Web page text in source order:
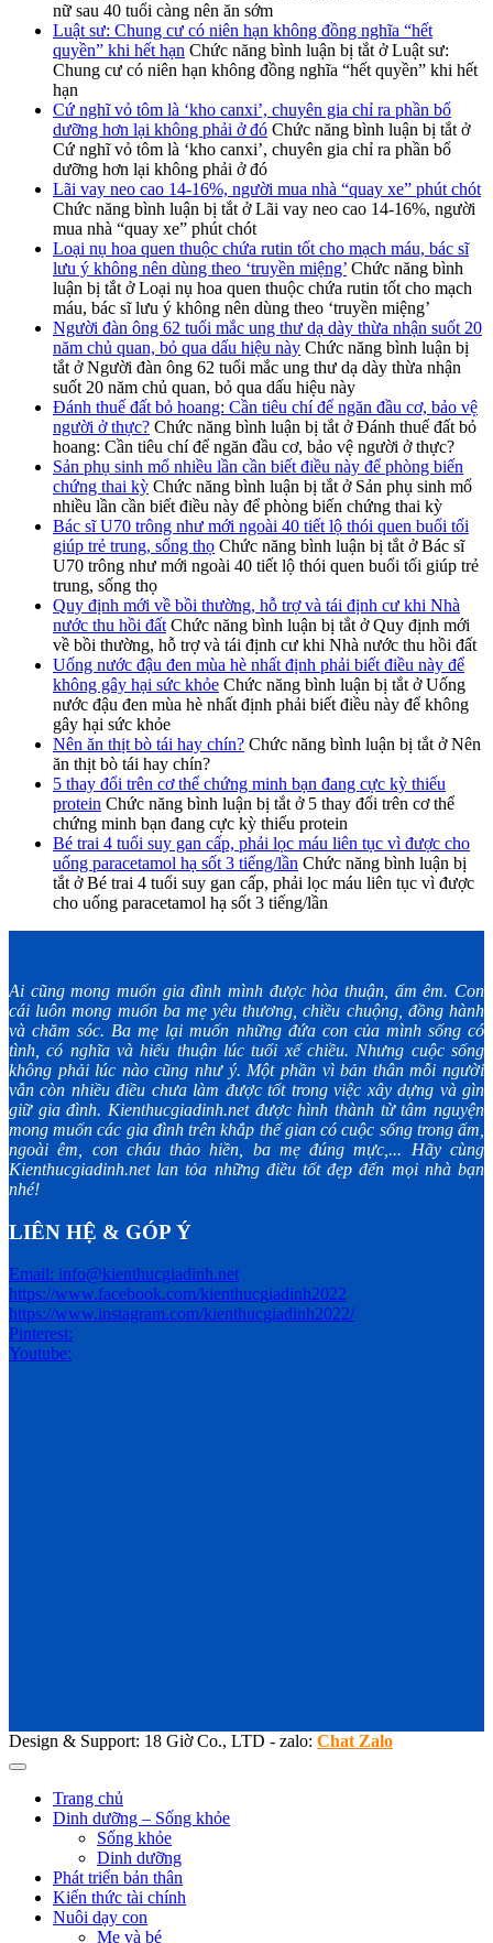
nữ sau 40 tuổi càng nên ăn sớm
Luật sư: Chung cư có niên hạn không đồng nghĩa “hết
quyền” khi hết hạn Chức năng bình luận bị tắt ở Luật sư:
Chung cư có niên hạn không đồng nghĩa “hết quyền” khi hết
hạn
Cứ nghĩ vỏ tôm là ‘kho canxi’, chuyên gia chỉ ra phần bổ
dưỡng hơn lại không phải ở đó Chức năng bình luận bị tắt ở
Cứ nghĩ vỏ tôm là ‘kho canxi’, chuyên gia chỉ ra phần bổ
dưỡng hơn lại không phải ở đó
Lãi vay neo cao 14-16%, người mua nhà “quay xe” phút chót
Chức năng bình luận bị tắt ở Lãi vay neo cao 14-16%, người
mua nhà “quay xe” phút chót
Loại nụ hoa quen thuộc chứa rutin tốt cho mạch máu, bác sĩ
lưu ý không nên dùng theo ‘truyền miệng’ Chức năng bình
luận bị tắt ở Loại nụ hoa quen thuộc chứa rutin tốt cho mạch
máu, bác sĩ lưu ý không nên dùng theo ‘truyền miệng’
Người đàn ông 62 tuổi mắc ung thư dạ dày thừa nhận suốt 20
năm chủ quan, bỏ qua dấu hiệu này Chức năng bình luận bị
tắt ở Người đàn ông 62 tuổi mắc ung thư dạ dày thừa nhận
suốt 20 năm chủ quan, bỏ qua dấu hiệu này
Đánh thuế đất bỏ hoang: Cần tiêu chí để ngăn đầu cơ, bảo vệ
người ở thực? Chức năng bình luận bị tắt ở Đánh thuế đất bỏ
hoang: Cần tiêu chí để ngăn đầu cơ, bảo vệ người ở thực?
Sản phụ sinh mổ nhiều lần cần biết điều này để phòng biến
chứng thai kỳ Chức năng bình luận bị tắt ở Sản phụ sinh mổ
nhiều lần cần biết điều này để phòng biến chứng thai kỳ
Bác sĩ U70 trông như mới ngoài 40 tiết lộ thói quen buổi tối
giúp trẻ trung, sống thọ Chức năng bình luận bị tắt ở Bác sĩ
U70 trông như mới ngoài 40 tiết lộ thói quen buổi tối giúp trẻ
trung, sống thọ
Quy định mới về bồi thường, hỗ trợ và tái định cư khi Nhà
nước thu hồi đất Chức năng bình luận bị tắt ở Quy định mới
về bồi thường, hỗ trợ và tái định cư khi Nhà nước thu hồi đất
Uống nước đậu đen mùa hè nhất định phải biết điều này để
không gây hại sức khỏe Chức năng bình luận bị tắt ở Uống
nước đậu đen mùa hè nhất định phải biết điều này để không
gây hại sức khỏe
Nên ăn thịt bò tái hay chín? Chức năng bình luận bị tắt ở Nên
ăn thịt bò tái hay chín?
5 thay đổi trên cơ thể chứng minh bạn đang cực kỳ thiếu
protein Chức năng bình luận bị tắt ở 5 thay đổi trên cơ thể
chứng minh bạn đang cực kỳ thiếu protein
Bé trai 4 tuổi suy gan cấp, phải lọc máu liên tục vì được cho
uống paracetamol hạ sốt 3 tiếng/lần Chức năng bình luận bị
tắt ở Bé trai 4 tuổi suy gan cấp, phải lọc máu liên tục vì được
cho uống paracetamol hạ sốt 3 tiếng/lần
Ai cũng mong muốn gia đình mình được hòa thuận, ấm êm. Con
cái luôn mong muốn ba mẹ yêu thương, chiều chuộng, đồng hành
và chăm sóc. Ba mẹ lại muốn những đứa con của mình sống có
tình, có nghĩa và hiếu thuận lúc tuổi xế chiều. Nhưng cuộc sống
không phải lúc nào cũng như ý. Một phần vì bản thân mỗi người
vẫn còn nhiều điều chưa làm được tốt trong việc xây dựng và gìn
giữ gia đình. Kienthucgiadinh.net được hình thành từ tâm nguyện
mong muốn các gia đình trên khắp thế gian có cuộc sống trong ấm,
ngoài êm, con cháu thảo hiền, ba mẹ đúng mực,... Hãy cùng
Kienthucgiadinh.net lan tỏa những điều tốt đẹp đến mọi nhà bạn
nhé!
LIÊN HỆ & GÓP Ý
Email: info@kienthucgiadinh.net
https://www.facebook.com/kienthucgiadinh2022
https://www.instagram.com/kienthucgiadinh2022/
Pinterest:
Youtube:
Design & Support: 18 Giờ Co., LTD - zalo: Chat Zalo
Trang chủ
Dinh dưỡng – Sống khỏe
Sống khỏe
Dinh dưỡng
Phát triển bản thân
Kiến thức tài chính
Nuôi dạy con
Mẹ và bé